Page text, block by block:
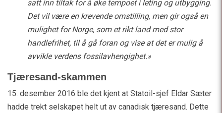
satt inn tiltak for å øke tempoet i leting og utbygging.
Det vil være en krevende omstilling, men gir også en
mulighet for Norge, som et rikt land med stor
handlefrihet, til å gå foran og vise at det er mulig å
avvikle verdens fossilavhengighet.»
Tjæresand-skammen
15. desember 2016 ble det kjent at Statoil-sjef Eldar Sæter
hadde trekt selskapet helt ut av canadisk tjæresand. Dette